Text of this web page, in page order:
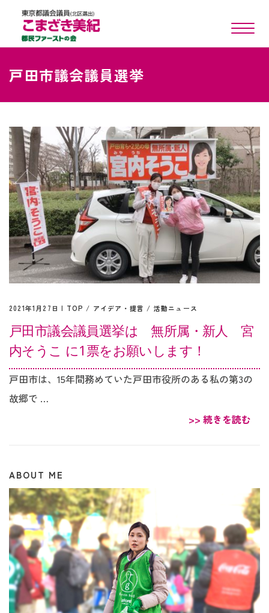
toggle
戸田市議会議員選挙
2021年1月27日 | TOP / アイデア・提言 / 活動ニュース
戸田市議会議員選挙は 無所属・新人 宮
内そうこ に1票をお願いします！
戸田市は、15年間務めていた戸田市役所のある私の第3の
故郷で …
>> 続きを読む
ABOUT ME